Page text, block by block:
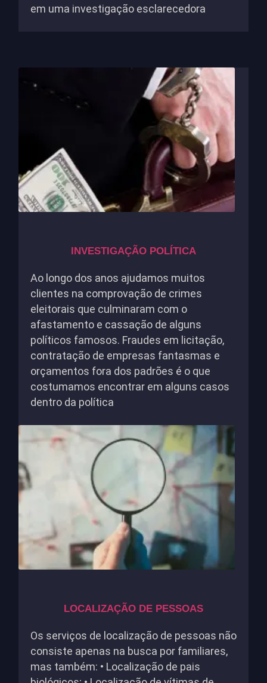
em uma investigação esclarecedora
INVESTIGAÇÃO POLÍTICA
Ao longo dos anos ajudamos muitos
clientes na comprovação de crimes
eleitorais que culminaram com o
afastamento e cassação de alguns
políticos famosos. Fraudes em licitação,
contratação de empresas fantasmas e
orçamentos fora dos padrões é o que
costumamos encontrar em alguns casos
dentro da política
LOCALIZAÇÃO DE PESSOAS
Os serviços de localização de pessoas não
consiste apenas na busca por familiares,
mas também: • Localização de pais